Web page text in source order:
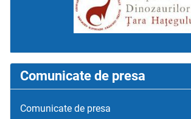
Comunicate de presa
Comunicate de presa